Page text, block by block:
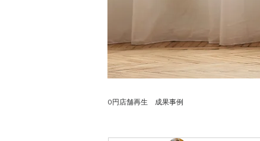
0円店舗再生 成果事例